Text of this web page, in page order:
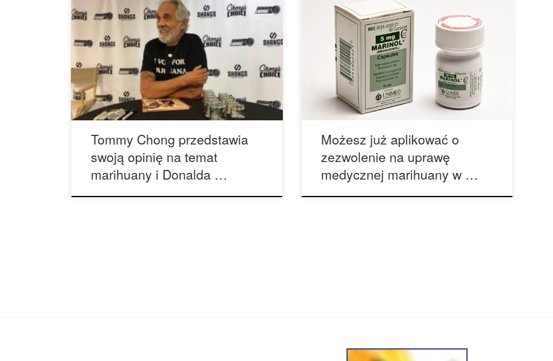
Tommy Chong, zapytany o nowego prezydenta
elekta powiedział: „Czuję się naprawdę bardzo,
bardzo dobrze. Zwłaszcza, że inicjatywy
związane z marihuaną zostały podjęte we
wszystkich stanach USA. To naprawdę dobry,
pierwszy krok w stronę edukacji. Bo gdy już
zapalisz marihuanę, nie możesz umieścić tego
dżina z powrotem w butelce. Faktem jest, […]
Tommy Chong przedstawia
swoją opinię na temat
marihuany i Donalda …
Dostawcy medycznej marihuany mogą ubiegać
się o pozwolenie na uprawę medycznej
marihuany w Australii. Australia otworzyła
uprawę medycznej marihuany w dniu 30
października w drodze głosowania po przejściu
nowego ustawodawstwa pozwalającego na
licencjonowaną uprawę i produkcję marihuanę do
celów leczniczych i naukowych. „Do tej pory,
pacjentom sprawiało sporą trudność zdobywanie
Możesz już aplikować o
zezwolenie na uprawę
medycznej marihuany w …